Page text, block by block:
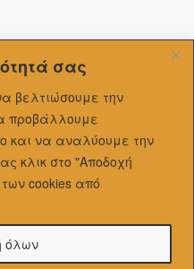
σας
βελτιώσουμε την
προβάλλουμε
και να αναλύουμε την
κλικ στο "Αποδοχή
cookies από
όλων